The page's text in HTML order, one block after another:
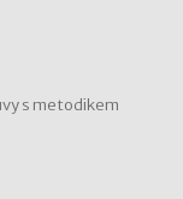
s metodikem